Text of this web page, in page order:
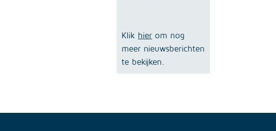
Klik hier om nog
meer nieuwsberichten
te bekijken.